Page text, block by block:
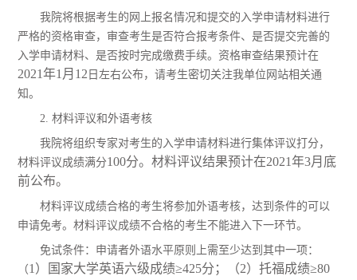
我院将根据考生的网上报名情况和提交的入学申请材料进行
严格的资格审查， 审查考生是否符合报考条件、是否提交完善的
入学申请材料、是否按时完成缴费手续。资格审查结果预计在
2021年1月1 2 日左右公布，请考生密切关注我单位网站相关通
知。
2. 材料评议和外语考核
我院将组织专家对考生的入学申请材料进行集体评议打分，
材料评议成绩满分100分。材料评议结果预计在2021年3月底
前公布。
材料评议成绩合格的考生将参加外语考核，达到条件的可以
申请免考。材料评议成绩不合格的考生不能进入下一环节。
免试条件： 申请者外语水平原则上需至少达到其中一项：
（1）国家大学英语六级成绩≥425分；（2）托福成绩≥80